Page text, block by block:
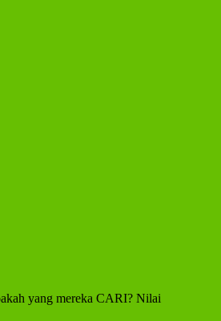
yang mereka CARI? Nilai